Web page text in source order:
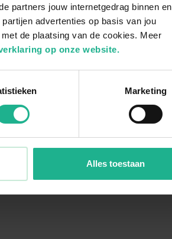
partners jouw internetgedrag binnen en
advertenties op basis van jou
de plaatsing van de cookies. Meer
op onze website.
Marketing
Alles toestaan